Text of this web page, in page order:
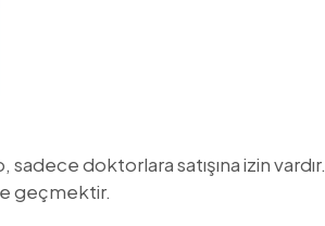
doktorlara satışına izin vardır.
geçmektir.